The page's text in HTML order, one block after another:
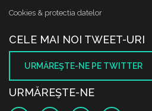
Cookies & protectia datelor
CELE MAI NOI TWEET-URI
URMĂREŞTE-NE PE TWITTER
URMĂREŞTE-NE